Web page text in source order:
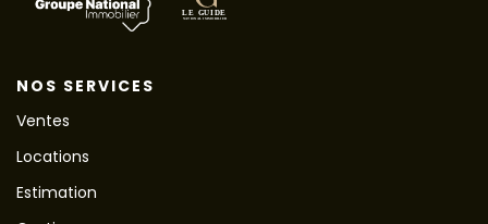
NOS SERVICES
Ventes
Locations
Estimation